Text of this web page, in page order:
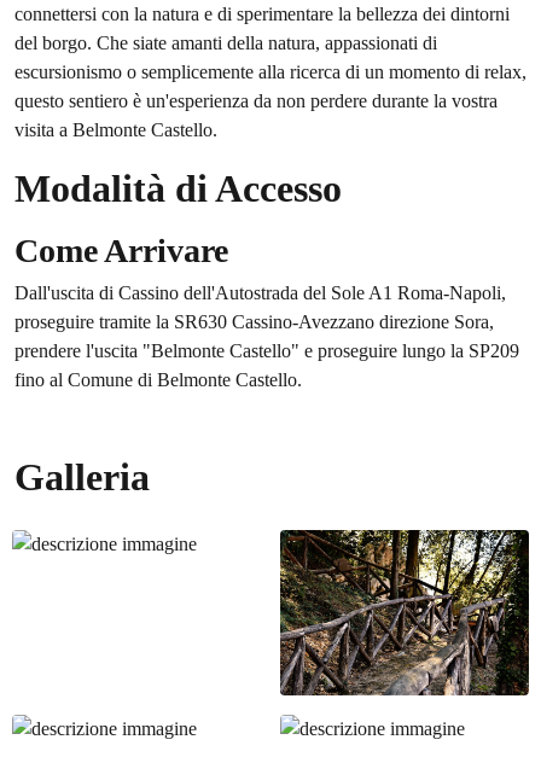
connettersi con la natura e di sperimentare la bellezza dei dintorni
del borgo. Che siate amanti della natura, appassionati di
escursionismo o semplicemente alla ricerca di un momento di relax,
questo sentiero è un'esperienza da non perdere durante la vostra
visita a Belmonte Castello.
Modalità di Accesso
Come Arrivare
Dall'uscita di Cassino dell'Autostrada del Sole A1 Roma-Napoli,
proseguire tramite la SR630 Cassino-Avezzano direzione Sora,
prendere l'uscita "Belmonte Castello" e proseguire lungo la SP209
fino al Comune di Belmonte Castello.
Galleria